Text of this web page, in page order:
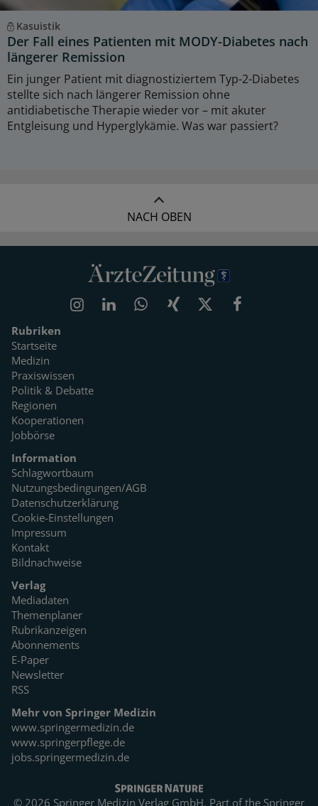
Kasuistik
Der Fall eines Patienten mit MODY-Diabetes nach
längerer Remission
Ein junger Patient mit diagnostiziertem Typ-2-Diabetes
stellte sich nach längerer Remission ohne
antidiabetische Therapie wieder vor – mit akuter
Entgleisung und Hyperglykämie. Was war passiert?
NACH OBEN
Rubriken
Startseite
Medizin
Praxiswissen
Politik & Debatte
Regionen
Kooperationen
Jobbörse
Information
Schlagwortbaum
Nutzungsbedingungen/AGB
Datenschutzerklärung
Cookie-Einstellungen
Impressum
Kontakt
Bildnachweise
Verlag
Mediadaten
Themenplaner
Rubrikanzeigen
Abonnements
E-Paper
Newsletter
RSS
Mehr von Springer Medizin
www.springermedizin.de
www.springerpflege.de
jobs.springermedizin.de
© 2026 Springer Medizin Verlag GmbH. Part of the Springer